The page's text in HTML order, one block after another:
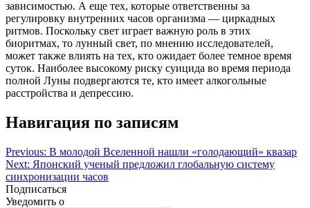
зависимостью. А еще тех, которые ответственны за
регулировку внутренних часов организма — циркадных
ритмов. Поскольку свет играет важную роль в этих
биоритмах, то лунный свет, по мнению исследователей,
может также влиять на тех, кто ожидает более темное время
суток. Наиболее высокому риску суицида во время периода
полной Луны подвергаются те, кто имеет алкогольные
расстройства и депрессию.
Навигация по записям
Previous: В молодой Вселенной нашли «голодающий» квазар
Next: Японский ученый предложил глобальную систему
синхронизации часов
Подписаться
Уведомить о